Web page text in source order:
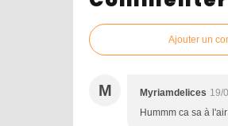
Ajouter un
M Myriamdelices 19/
Hummm ca sa à